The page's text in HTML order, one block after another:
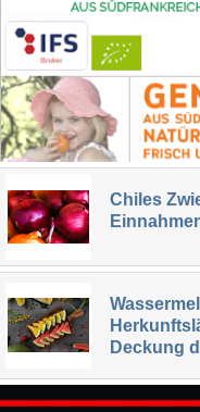
Chiles
Deckung